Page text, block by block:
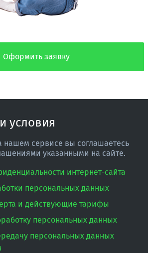
Оформить заявку
условия
нашем сервисе вы соглашаетесь
указанными на сайте.
интернет-сайта
персональных данных
и действующие тарифы
персональных данных
персональных данных